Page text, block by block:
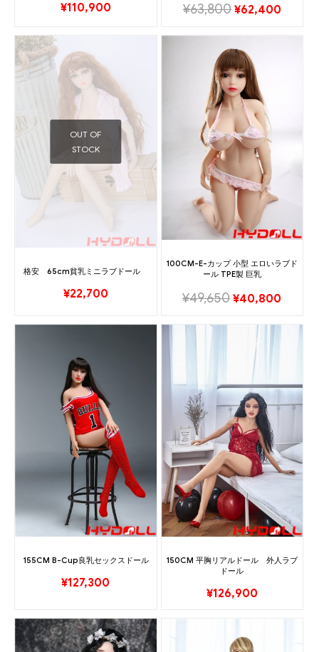
¥110,900 ¥63,800 ¥62,400
OUT OF
STOCK
格安 65cm貧乳ミニラブドール
¥22,700
100CM-E-カップ 小型 エロいラブド
ール TPE製 巨乳
¥49,650 ¥40,800
155CM B-Cup良乳セックスドール
¥127,300
150CM 平胸リアルドール 外人ラブ
ドール
¥126,900